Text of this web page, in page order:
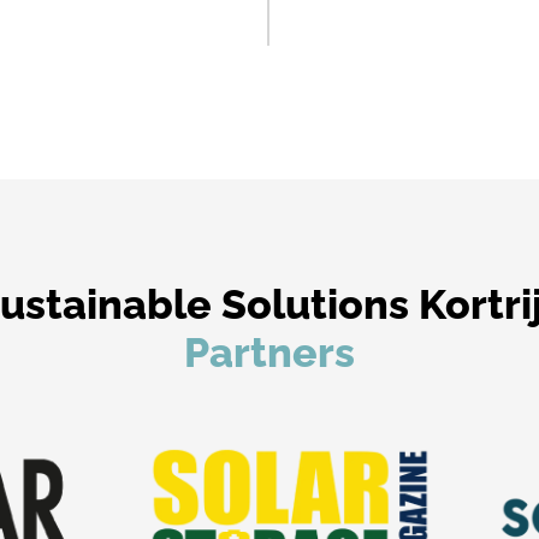
Solutions
Partners